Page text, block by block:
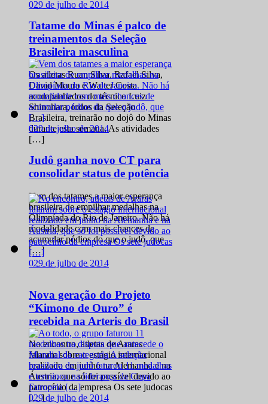
029 de julho de 2014
Tatame do Minas é palco de
treinamentos da Seleção
Brasileira masculina
Os atletas Ruan Silva, Rafael Silva,
David Moura e Walter Costa
acompanhados do técnico Luiz
Shinohara, todos da Seleção
Brasileira, treinarão no dojô do Minas
durante esta semana. As atividades
[…]
029 de julho de 2014
Judô ganha novo CT para
consolidar status de potência
Vem dos tatames a maior esperança
brasileira de empilhar medalhas na
Olimpíada do Rio de Janeiro. Não há
modalidade com mais chances de
acumular pódios do que o judô, que
[…]
029 de julho de 2014
Nova geração do Projeto
“Kimono de Ouro” é
recebida na Arteris do Brasil
No encontro, atletas de Araras
falaram sobre o estágio internacional
realizado em junho na Alemanha e na
Áustria, que só foi possível devido ao
patrocínio da empresa Os sete judocas
[…]
029 de julho de 2014